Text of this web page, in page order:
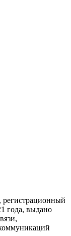
года, выдано